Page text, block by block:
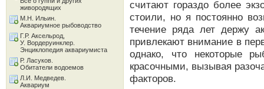
считают гораздо более
стоили, но я постоянно
течение ряда лет держу
привлекают внимание в
однако, что некоторые
красочными, вызывая
факторов.
живородящих
М.Н. Ильин.
Аквариумное рыбоводство
Г.Р. Аксельрод,
У. Вордеруинклер.
Энциклопедия аквариумиста
Р. Ласуков.
Обитатели водоемов
Л.И. Медведев.
Аквариум